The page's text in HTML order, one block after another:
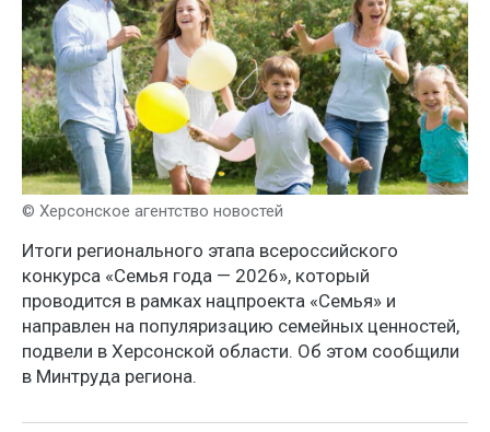
© Херсонское агентство новостей
Итоги регионального этапа всероссийского
конкурса «Семья года — 2026», который
проводится в рамках нацпроекта «Семья» и
направлен на популяризацию семейных ценностей,
подвели в Херсонской области. Об этом сообщили
в Минтруда региона.